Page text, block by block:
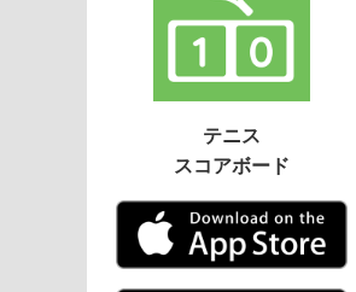
テニス
スコアボード